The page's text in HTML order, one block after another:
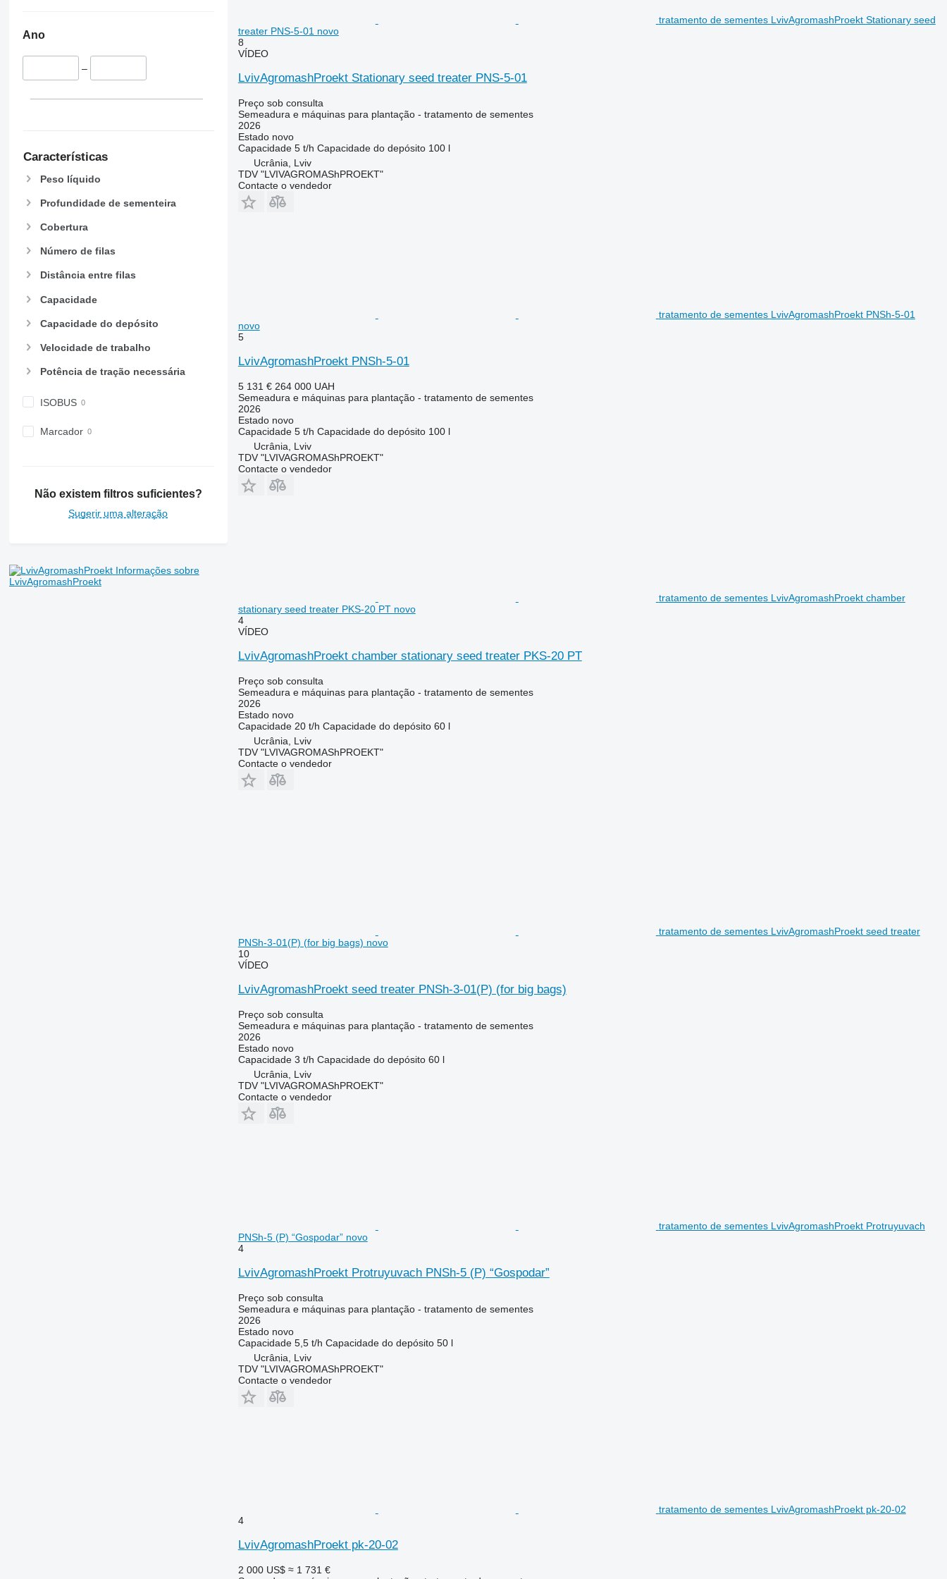
Ano
–
Características
Peso líquido
Profundidade de sementeira
Cobertura
Número de filas
Distância entre filas
Capacidade
Capacidade do depósito
Velocidade de trabalho
Potência de tração necessária
ISOBUS
Marcador
Não existem filtros suficientes?
Sugerir uma alteração
Informações sobre
LvivAgromashProekt
tratamento de sementes LvivAgromashProekt Stationary seed
treater PNS-5-01 novo
8
VÍDEO
LvivAgromashProekt Stationary seed treater PNS-5-01
Preço sob consulta
Semeadura e máquinas para plantação - tratamento de sementes
2026
Estadonovo
Capacidade 5 t/h Capacidade do depósito 100 l
Ucrânia, Lviv
TDV "LVIVAGROMAShPROEKT"
Contacte o vendedor
tratamento de sementes LvivAgromashProekt PNSh-5-01
novo
5
LvivAgromashProekt PNSh-5-01
5 131 € 264 000 UAH
Semeadura e máquinas para plantação - tratamento de sementes
2026
Estadonovo
Capacidade 5 t/h Capacidade do depósito 100 l
Ucrânia, Lviv
TDV "LVIVAGROMAShPROEKT"
Contacte o vendedor
tratamento de sementes LvivAgromashProekt chamber
stationary seed treater PKS-20 PT novo
4
VÍDEO
LvivAgromashProekt chamber stationary seed treater PKS-20 PT
Preço sob consulta
Semeadura e máquinas para plantação - tratamento de sementes
2026
Estadonovo
Capacidade 20 t/h Capacidade do depósito 60 l
Ucrânia, Lviv
TDV "LVIVAGROMAShPROEKT"
Contacte o vendedor
tratamento de sementes LvivAgromashProekt seed treater
PNSh-3-01(P) (for big bags) novo
10
VÍDEO
LvivAgromashProekt seed treater PNSh-3-01(P) (for big bags)
Preço sob consulta
Semeadura e máquinas para plantação - tratamento de sementes
2026
Estadonovo
Capacidade 3 t/h Capacidade do depósito 60 l
Ucrânia, Lviv
TDV "LVIVAGROMAShPROEKT"
Contacte o vendedor
tratamento de sementes LvivAgromashProekt Protruyuvach
PNSh-5 (P) “Gospodar” novo
4
LvivAgromashProekt Protruyuvach PNSh-5 (P) “Gospodar”
Preço sob consulta
Semeadura e máquinas para plantação - tratamento de sementes
2026
Estadonovo
Capacidade 5,5 t/h Capacidade do depósito 50 l
Ucrânia, Lviv
TDV "LVIVAGROMAShPROEKT"
Contacte o vendedor
tratamento de sementes LvivAgromashProekt pk-20-02
4
LvivAgromashProekt pk-20-02
2 000 US$ ≈ 1 731 €